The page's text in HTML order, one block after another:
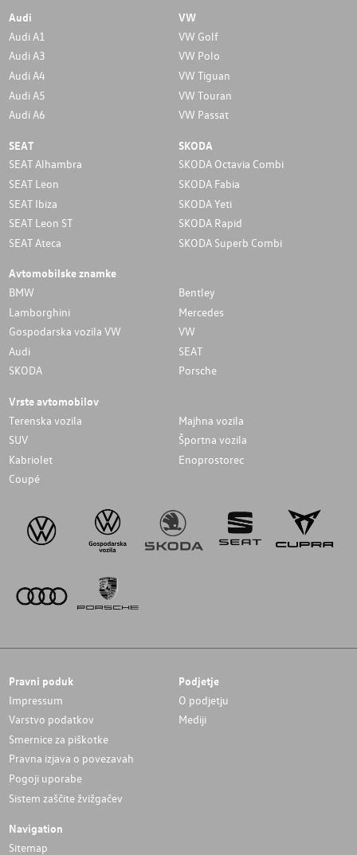
Audi
Audi A1
Audi A3
Audi A4
Audi A5
Audi A6
VW
VW Golf
VW Polo
VW Tiguan
VW Touran
VW Passat
SEAT
SEAT Alhambra
SEAT Leon
SEAT Ibiza
SEAT Leon ST
SEAT Ateca
SKODA
SKODA Octavia Combi
SKODA Fabia
SKODA Yeti
SKODA Rapid
SKODA Superb Combi
Avtomobilske znamke
BMW
Bentley
Lamborghini
Mercedes
Gospodarska vozila VW
VW
Audi
SEAT
SKODA
Porsche
Vrste avtomobilov
Terenska vozila
Majhna vozila
SUV
Športna vozila
Kabriolet
Enoprostorec
Coupé
Pravni poduk
Impressum
Varstvo podatkov
Smernice za piškotke
Pravna izjava o povezavah
Pogoji uporabe
Sistem zaščite žvižgačev
Podjetje
O podjetju
Mediji
Navigation
Sitemap